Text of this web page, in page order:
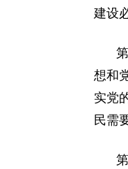
建设
想和
实党
民需